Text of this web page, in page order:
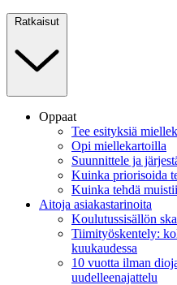
Ratkaisut
Oppaat
Tee esityksiä
Opi miellekartoilla
Suunnittele ja
Kuinka priorisoida
Kuinka tehdä
Aitoja asiakastarinoita
Koulutussisällön
Tiimityöskentely:
kuukaudessa
10 vuotta ilman
uudelleenajattelu